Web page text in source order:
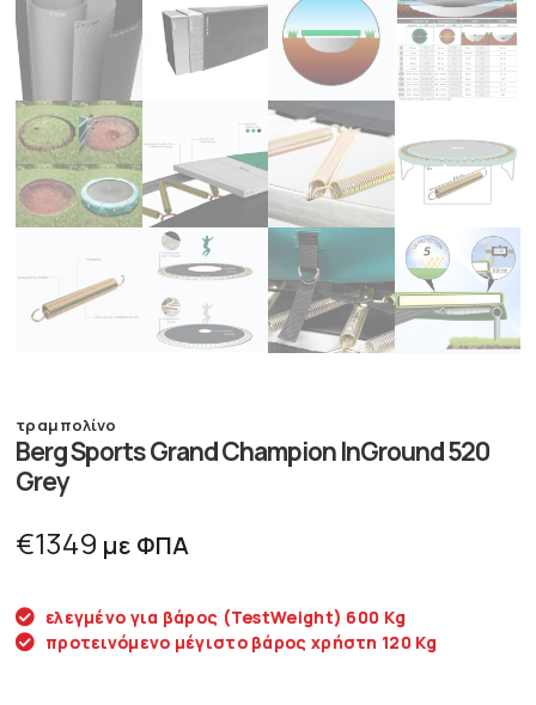
τραμπολίνο
Berg Sports Grand Champion InGround 520
Grey
€1349 με ΦΠΑ
ελεγμένο για βάρος (TestWeight) 600 Kg
προτεινόμενο μέγιστο βάρος χρήστη 120 Kg